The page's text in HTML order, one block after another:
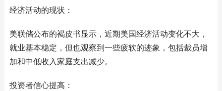
经济活动的现状：
美联储公布的褐皮书显示，近期美国经济活动变化不大，
就业基本稳定，但也观察到一些疲软的迹象，包括裁员增
加和中低收入家庭支出减少。
投资者信心提高：